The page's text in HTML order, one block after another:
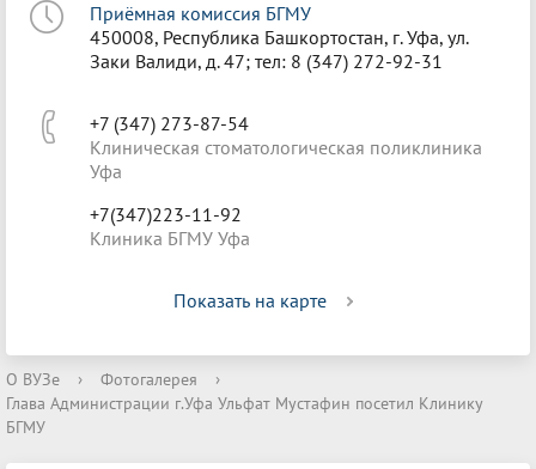
Приёмная комиссия БГМУ
450008, Республика Башкортостан, г. Уфа, ул.
Заки Валиди, д. 47; тел: 8 (347) 272-92-31
+7 (347) 273-87-54
Клиническая стоматологическая поликлиника
Уфа
+7(347)223-11-92
Клиника БГМУ Уфа
Показать на карте
О ВУЗе › Фотогалерея
›
Глава Администрации г.Уфа Ульфат Мустафин посетил Клинику
БГМУ